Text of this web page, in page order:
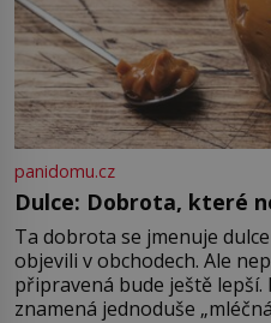
panidomu.cz
Dulce: Dobrota, které
Ta dobrota se jmenuje
objevili v obchodech. Ale
připravená bude ještě lepší.
znamená jednoduše